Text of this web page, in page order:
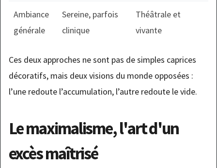
Ambiance
générale
Sereine, parfois
clinique
Théâtrale et
vivante
Ces deux approches ne sont pas de simples caprices
décoratifs, mais deux visions du monde opposées :
l’une redoute l’accumulation, l’autre redoute le vide.
Le maximalisme, l'art d'un
excès maîtrisé